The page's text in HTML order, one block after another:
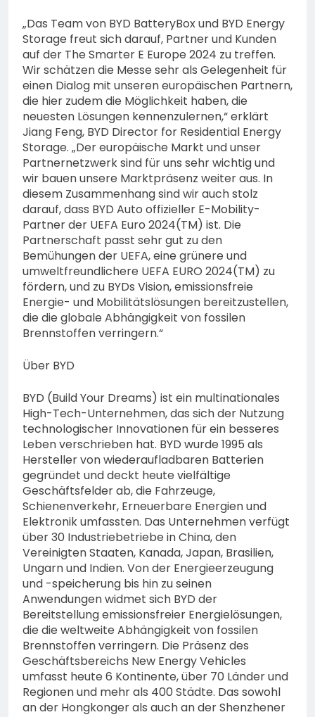
„Das Team von BYD BatteryBox und BYD Energy
Storage freut sich darauf, Partner und Kunden
auf der The Smarter E Europe 2024 zu treffen.
Wir schätzen die Messe sehr als Gelegenheit für
einen Dialog mit unseren europäischen Partnern,
die hier zudem die Möglichkeit haben, die
neuesten Lösungen kennenzulernen,“ erklärt
Jiang Feng, BYD Director for Residential Energy
Storage. „Der europäische Markt und unser
Partnernetzwerk sind für uns sehr wichtig und
wir bauen unsere Marktpräsenz weiter aus. In
diesem Zusammenhang sind wir auch stolz
darauf, dass BYD Auto offizieller E-Mobility-
Partner der UEFA Euro 2024(TM) ist. Die
Partnerschaft passt sehr gut zu den
Bemühungen der UEFA, eine grünere und
umweltfreundlichere UEFA EURO 2024(TM) zu
fördern, und zu BYDs Vision, emissionsfreie
Energie- und Mobilitätslösungen bereitzustellen,
die die globale Abhängigkeit von fossilen
Brennstoffen verringern.“
Über BYD
BYD (Build Your Dreams) ist ein multinationales
High-Tech-Unternehmen, das sich der Nutzung
technologischer Innovationen für ein besseres
Leben verschrieben hat. BYD wurde 1995 als
Hersteller von wiederaufladbaren Batterien
gegründet und deckt heute vielfältige
Geschäftsfelder ab, die Fahrzeuge,
Schienenverkehr, Erneuerbare Energien und
Elektronik umfassten. Das Unternehmen verfügt
über 30 Industriebetriebe in China, den
Vereinigten Staaten, Kanada, Japan, Brasilien,
Ungarn und Indien. Von der Energieerzeugung
und -speicherung bis hin zu seinen
Anwendungen widmet sich BYD der
Bereitstellung emissionsfreier Energielösungen,
die die weltweite Abhängigkeit von fossilen
Brennstoffen verringern. Die Präsenz des
Geschäftsbereichs New Energy Vehicles
umfasst heute 6 Kontinente, über 70 Länder und
Regionen und mehr als 400 Städte. Das sowohl
an der Hongkonger als auch an der Shenzhener